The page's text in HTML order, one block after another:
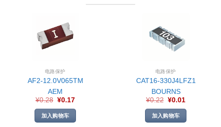
电路保护
AF2-12.0V065TM
AEM
¥0.28 ¥0.17
加入购物车
电路保护
CAT16-330J4LFZ1
BOURNS
¥0.22 ¥0.01
加入购物车